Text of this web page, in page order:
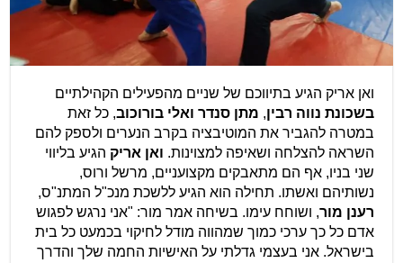
ואן אריק הגיע בתיווכם של שניים מהפעילים הקהילתיים
בשכונת נווה רבין, מתן סנדר ואלי בורוכוב, כל זאת
במטרה להגביר את המוטיבציה בקרב הנערים ולספק להם
השראה להצלחה ושאיפה למצוינות. ואן אריק הגיע בליווי
שני בניו, אף הם מתאבקים מקצועניים, מרשל ורוס,
נשותיהם ואשתו. תחילה הוא הגיע ללשכת מנכ"ל המתנ"ס,
רענן מור, ושוחח עימו. בשיחה אמר מור: "אני נרגש לפגוש
אדם כל כך ערכי כמוך שמהווה מודל לחיקוי בכמעט כל בית
בישראל. אני בעצמי גדלתי על האישיות החמה שלך והדרך